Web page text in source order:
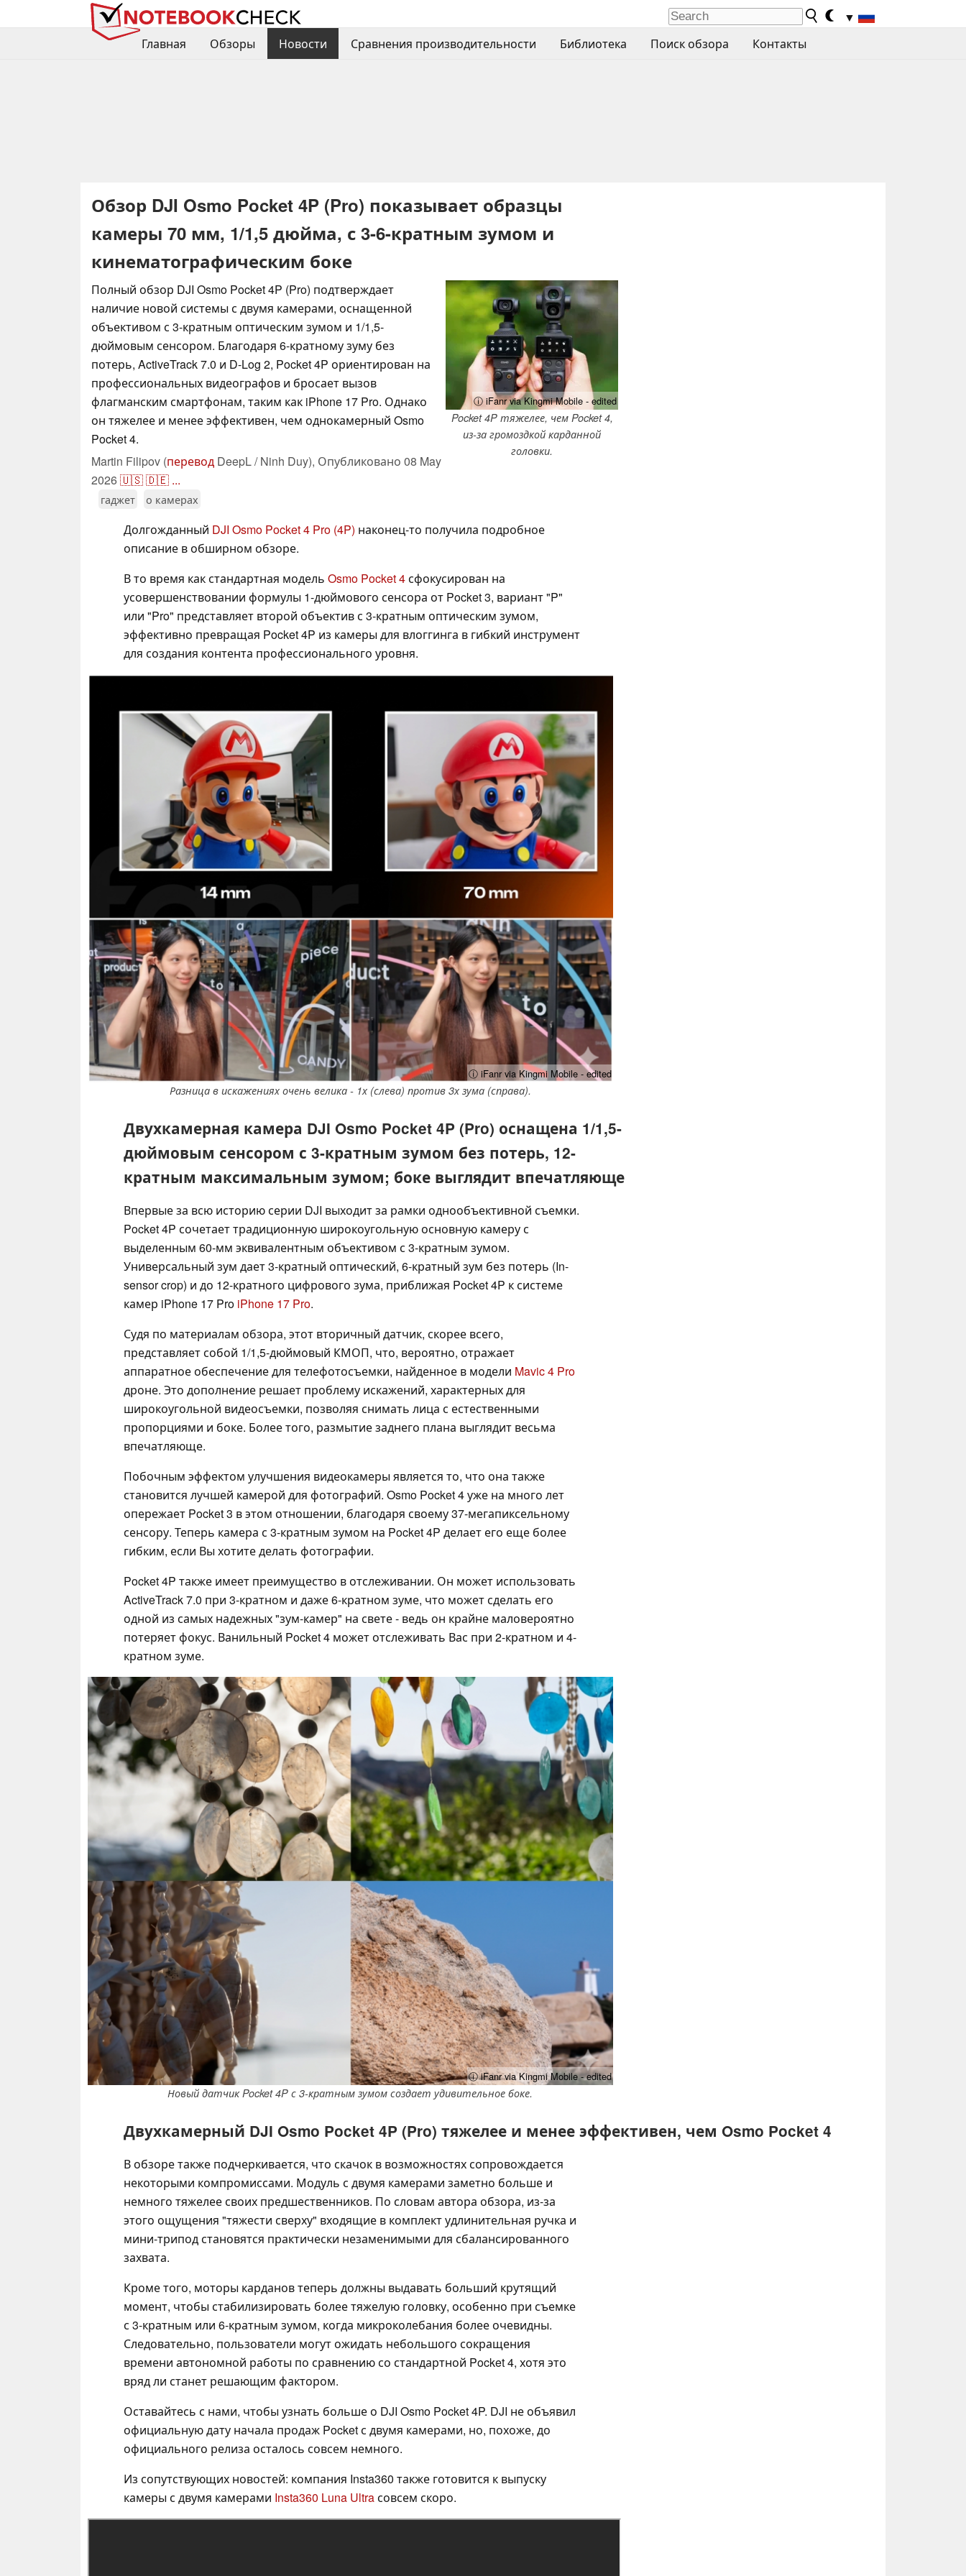
▼
Главная
Обзоры Новости Сравнения производительности Библиотека Поиск обзора Контакты
Обзор DJI Osmo Pocket 4P (Pro) показывает образцы
камеры 70 мм, 1/1,5 дюйма, с 3-6-кратным зумом и
кинематографическим боке
ⓘ iFanr via Kingmi Mobile - edited
Pocket 4P тяжелее, чем Pocket 4,
из-за громоздкой карданной
головки.
Полный обзор DJI Osmo Pocket 4P (Pro) подтверждает
наличие новой системы с двумя камерами, оснащенной
объективом с 3-кратным оптическим зумом и 1/1,5-
дюймовым сенсором. Благодаря 6-кратному зуму без
потерь, ActiveTrack 7.0 и D-Log 2, Pocket 4P ориентирован на
профессиональных видеографов и бросает вызов
флагманским смартфонам, таким как iPhone 17 Pro. Однако
он тяжелее и менее эффективен, чем однокамерный Osmo
Pocket 4.
Martin Filipov (перевод DeepL / Ninh Duy), Опубликовано 08 May
2026🇺🇸🇩🇪 ...
гаджет о камерах
Долгожданный DJI Osmo Pocket 4 Pro (4P) наконец-то получила подробное
описание в обширном обзоре.
В то время как стандартная модель Osmo Pocket 4сфокусирован на
усовершенствовании формулы 1-дюймового сенсора от Pocket 3, вариант "P"
или "Pro" представляет второй объектив с 3-кратным оптическим зумом,
эффективно превращая Pocket 4P из камеры для влоггинга в гибкий инструмент
для создания контента профессионального уровня.
ⓘ iFanr via Kingmi Mobile - edited
Разница в искажениях очень велика - 1х (слева) против 3х зума (справа).
Двухкамерная камера DJI Osmo Pocket 4P (Pro) оснащена 1/1,5-
дюймовым сенсором с 3-кратным зумом без потерь, 12-
кратным максимальным зумом; боке выглядит впечатляюще
Впервые за всю историю серии DJI выходит за рамки однообъективной съемки.
Pocket 4P сочетает традиционную широкоугольную основную камеру с
выделенным 60-мм эквивалентным объективом с 3-кратным зумом.
Универсальный зум дает 3-кратный оптический, 6-кратный зум без потерь (In-
sensor crop) и до 12-кратного цифрового зума, приближая Pocket 4P к системе
камер iPhone 17 Pro iPhone 17 Pro.
Судя по материалам обзора, этот вторичный датчик, скорее всего,
представляет собой 1/1,5-дюймовый КМОП, что, вероятно, отражает
аппаратное обеспечение для телефотосъемки, найденное в модели Mavic 4 Pro
дроне. Это дополнение решает проблему искажений, характерных для
широкоугольной видеосъемки, позволяя снимать лица с естественными
пропорциями и боке. Более того, размытие заднего плана выглядит весьма
впечатляюще.
Побочным эффектом улучшения видеокамеры является то, что она также
становится лучшей камерой для фотографий. Osmo Pocket 4 уже на много лет
опережает Pocket 3 в этом отношении, благодаря своему 37-мегапиксельному
сенсору. Теперь камера с 3-кратным зумом на Pocket 4P делает его еще более
гибким, если Вы хотите делать фотографии.
Pocket 4P также имеет преимущество в отслеживании. Он может использовать
ActiveTrack 7.0 при 3-кратном и даже 6-кратном зуме, что может сделать его
одной из самых надежных "зум-камер" на свете - ведь он крайне маловероятно
потеряет фокус. Ванильный Pocket 4 может отслеживать Вас при 2-кратном и 4-
кратном зуме.
ⓘ iFanr via Kingmi Mobile - edited
Новый датчик Pocket 4P с 3-кратным зумом создает удивительное боке.
Двухкамерный DJI Osmo Pocket 4P (Pro) тяжелее и менее эффективен, чем Osmo Pocket 4
В обзоре также подчеркивается, что скачок в возможностях сопровождается
некоторыми компромиссами. Модуль с двумя камерами заметно больше и
немного тяжелее своих предшественников. По словам автора обзора, из-за
этого ощущения "тяжести сверху" входящие в комплект удлинительная ручка и
мини-трипод становятся практически незаменимыми для сбалансированного
захвата.
Кроме того, моторы карданов теперь должны выдавать больший крутящий
момент, чтобы стабилизировать более тяжелую головку, особенно при съемке
с 3-кратным или 6-кратным зумом, когда микроколебания более очевидны.
Следовательно, пользователи могут ожидать небольшого сокращения
времени автономной работы по сравнению со стандартной Pocket 4, хотя это
вряд ли станет решающим фактором.
Оставайтесь с нами, чтобы узнать больше о DJI Osmo Pocket 4P. DJI не объявил
официальную дату начала продаж Pocket с двумя камерами, но, похоже, до
официального релиза осталось совсем немного.
Из сопутствующих новостей: компания Insta360 также готовится к выпуску
камеры с двумя камерами Insta360 Luna Ultraсовсем скоро.